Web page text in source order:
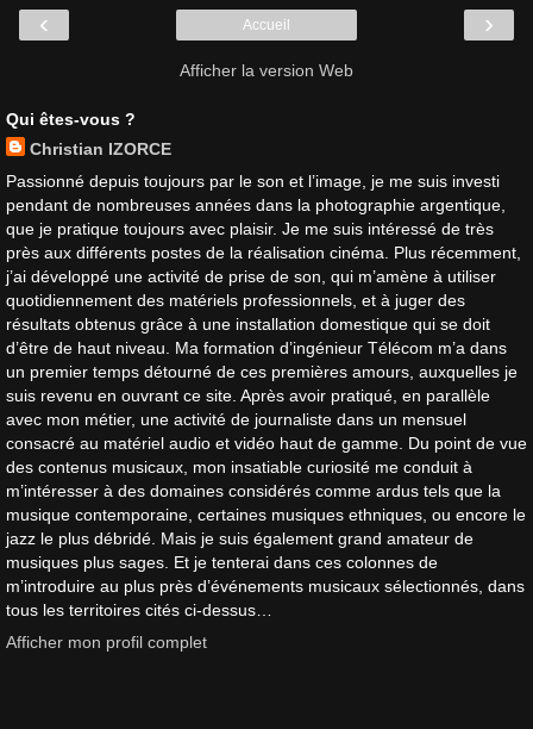
‹ ›
Accueil
Afficher la version Web
Qui êtes-vous ?
Christian IZORCE
Passionné depuis toujours par le son et l’image, je me suis investi
pendant de nombreuses années dans la photographie argentique,
que je pratique toujours avec plaisir. Je me suis intéressé de très
près aux différents postes de la réalisation cinéma. Plus récemment,
j’ai développé une activité de prise de son, qui m’amène à utiliser
quotidiennement des matériels professionnels, et à juger des
résultats obtenus grâce à une installation domestique qui se doit
d’être de haut niveau. Ma formation d’ingénieur Télécom m’a dans
un premier temps détourné de ces premières amours, auxquelles je
suis revenu en ouvrant ce site. Après avoir pratiqué, en parallèle
avec mon métier, une activité de journaliste dans un mensuel
consacré au matériel audio et vidéo haut de gamme. Du point de vue
des contenus musicaux, mon insatiable curiosité me conduit à
m’intéresser à des domaines considérés comme ardus tels que la
musique contemporaine, certaines musiques ethniques, ou encore le
jazz le plus débridé. Mais je suis également grand amateur de
musiques plus sages. Et je tenterai dans ces colonnes de
m’introduire au plus près d’événements musicaux sélectionnés, dans
tous les territoires cités ci-dessus…
Afficher mon profil complet